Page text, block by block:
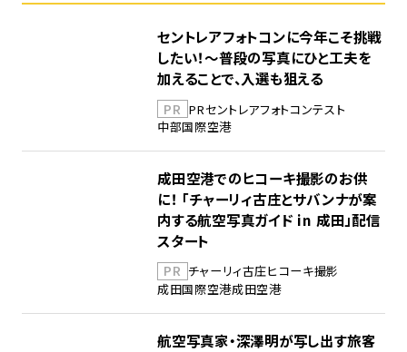
セントレアフォトコンに今年こそ挑戦
したい！～普段の写真にひと工夫を
加えることで、入選も狙える
PR PRセントレアフォトコンテスト
中部国際空港
成田空港でのヒコーキ撮影のお供
に！ 「チャーリィ古庄とサバンナが案
内する航空写真ガイド in 成田」配信
スタート
PR チャーリィ古庄ヒコーキ撮影
成田国際空港成田空港
航空写真家・深澤明が写し出す旅客